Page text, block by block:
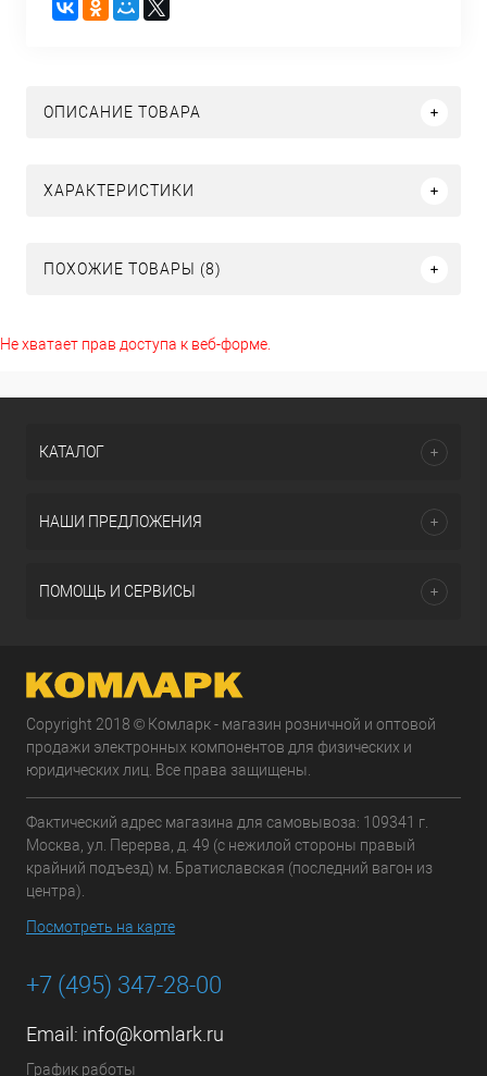
ОПИСАНИЕ ТОВАРА
ХАРАКТЕРИСТИКИ
ПОХОЖИЕ ТОВАРЫ (8)
Не хватает прав доступа к веб-форме.
КАТАЛОГ
НАШИ ПРЕДЛОЖЕНИЯ
ПОМОЩЬ И СЕРВИСЫ
Copyright 2018 © Комларк - магазин розничной и оптовой
продажи электронных компонентов для физических и
юридических лиц. Все права защищены.
Фактический адрес магазина для самовывоза: 109341 г.
Москва, ул. Перерва, д. 49 (с нежилой стороны правый
крайний подъезд) м. Братиславская (последний вагон из
центра).
Посмотреть на карте
+7 (495) 347-28-00
Email: info@komlark.ru
График работы